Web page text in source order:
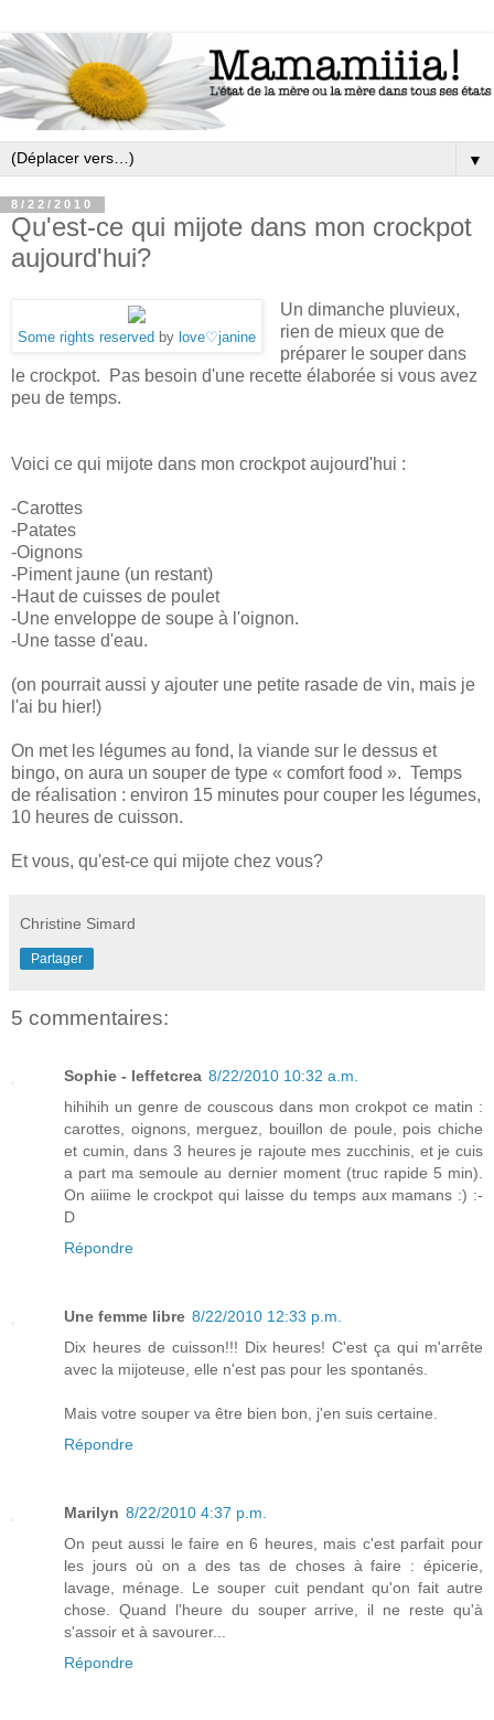
▼
8/22/2010
Qu'est-ce qui mijote dans mon crockpot
aujourd'hui?
Some rights reserved by love♡janine
Un dimanche pluvieux,
rien de mieux que de
préparer le souper dans
le crockpot. Pas besoin d'une recette élaborée si vous avez
peu de temps.
Voici ce qui mijote dans mon crockpot aujourd'hui :
-Carottes
-Patates
-Oignons
-Piment jaune (un restant)
-Haut de cuisses de poulet
-Une enveloppe de soupe à l'oignon.
-Une tasse d'eau.
(on pourrait aussi y ajouter une petite rasade de vin, mais je
l'ai bu hier!)
On met les légumes au fond, la viande sur le dessus et
bingo, on aura un souper de type « comfort food ». Temps
de réalisation : environ 15 minutes pour couper les légumes,
10 heures de cuisson.
Et vous, qu'est-ce qui mijote chez vous?
Christine Simard
Partager
5 commentaires:
Sophie - leffetcrea 8/22/2010 10:32 a.m.
hihihih un genre de couscous dans mon crokpot ce matin :
carottes, oignons, merguez, bouillon de poule, pois chiche
et cumin, dans 3 heures je rajoute mes zucchinis, et je cuis
a part ma semoule au dernier moment (truc rapide 5 min).
On aiiime le crockpot qui laisse du temps aux mamans :) :-
D
Répondre
Une femme libre 8/22/2010 12:33 p.m.
Dix heures de cuisson!!! Dix heures! C'est ça qui m'arrête
avec la mijoteuse, elle n'est pas pour les spontanés.
Mais votre souper va être bien bon, j'en suis certaine.
Répondre
Marilyn 8/22/2010 4:37 p.m.
On peut aussi le faire en 6 heures, mais c'est parfait pour
les jours où on a des tas de choses à faire : épicerie,
lavage, ménage. Le souper cuit pendant qu'on fait autre
chose. Quand l'heure du souper arrive, il ne reste qu'à
s'assoir et à savourer...
Répondre